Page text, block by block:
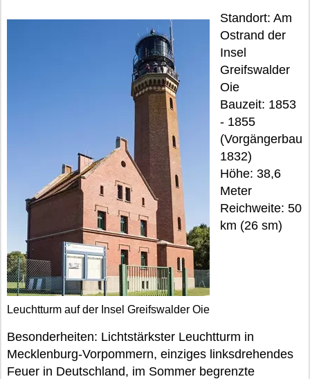
Leuchtturm auf der Insel Greifswalder Oie
Standort: Am
Ostrand der
Insel
Greifswalder
Oie
Bauzeit: 1853
- 1855
(Vorgängerbau
1832)
Höhe: 38,6
Meter
Reichweite: 50
km (26 sm)
Besonderheiten: Lichtstärkster Leuchtturm in
Mecklenburg-Vorpommern, einziges linksdrehendes
Feuer in Deutschland, im Sommer begrenzte